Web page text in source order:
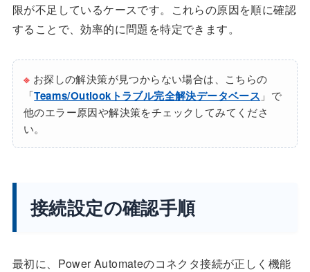
限が不足しているケースです。これらの原因を順に確認
することで、効率的に問題を特定できます。
※ お探しの解決策が見つからない場合は、こちらの
「Teams/Outlookトラブル完全解決データベース 」で
他のエラー原因や解決策をチェックしてみてくださ
い。
接続設定の確認手順
最初に、Power Automateのコネクタ接続が正しく機能